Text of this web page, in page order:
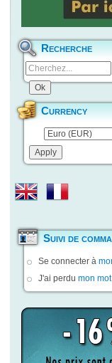
Recherche
Currency
Suivi de
Se connecter à
J'ai perdu mon